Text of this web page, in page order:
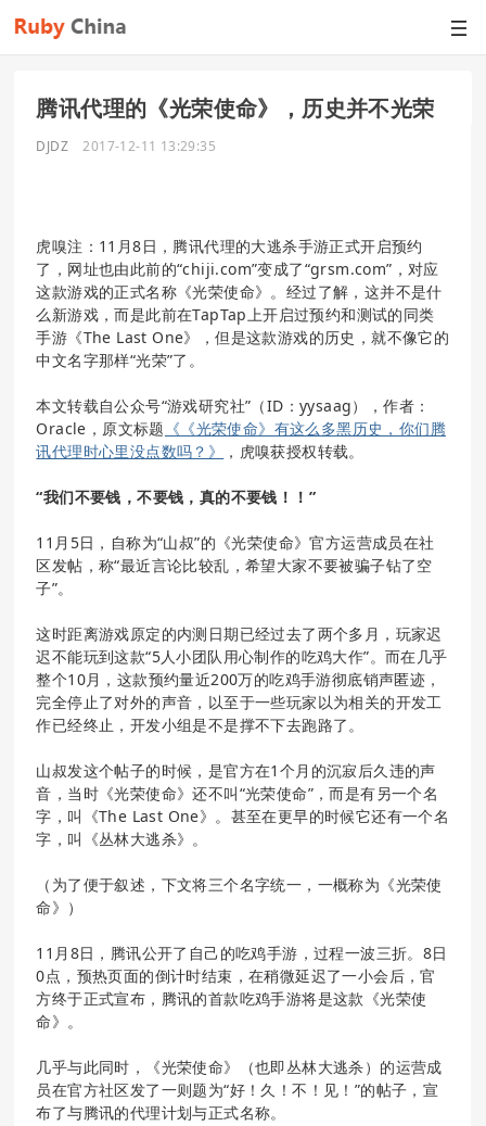
腾讯代理的《光荣使命》，历史并不光荣
DJDZ 2017-12-11 13:29:35
虎嗅注：11月8日，腾讯代理的大逃杀手游正式开启预约
了，网址也由此前的“chiji.com”变成了“grsm.com”，对应
这款游戏的正式名称《光荣使命》。经过了解，这并不是什
么新游戏，而是此前在TapTap上开启过预约和测试的同类
手游《The Last One》，但是这款游戏的历史，就不像它的
中文名字那样“光荣”了。
本文转载自公众号“游戏研究社”（ID：yysaag），作者：
Oracle，原文标题 《《光荣使命》有这么多黑历史，你们腾
讯代理时心里没点数吗？》
，虎嗅获授权转载。
“我们不要钱，不要钱，真的不要钱！！”
11月5日，自称为“山叔”的《光荣使命》官方运营成员在社
区发帖，称“最近言论比较乱，希望大家不要被骗子钻了空
子”。
这时距离游戏原定的内测日期已经过去了两个多月，玩家迟
迟不能玩到这款“5人小团队用心制作的吃鸡大作”。而在几乎
整个10月，这款预约量近200万的吃鸡手游彻底销声匿迹，
完全停止了对外的声音，以至于一些玩家以为相关的开发工
作已经终止，开发小组是不是撑不下去跑路了。
山叔发这个帖子的时候，是官方在1个月的沉寂后久违的声
音，当时《光荣使命》还不叫“光荣使命”，而是有另一个名
字，叫《The Last One》。甚至在更早的时候它还有一个名
字，叫《丛林大逃杀》。
（为了便于叙述，下文将三个名字统一，一概称为《光荣使
命》）
11月8日，腾讯公开了自己的吃鸡手游，过程一波三折。8日
0点，预热页面的倒计时结束，在稍微延迟了一小会后，官
方终于正式宣布，腾讯的首款吃鸡手游将是这款《光荣使
命》。
几乎与此同时，《光荣使命》（也即丛林大逃杀）的运营成
员在官方社区发了一则题为“好！久！不！见！”的帖子，宣
布了与腾讯的代理计划与正式名称。